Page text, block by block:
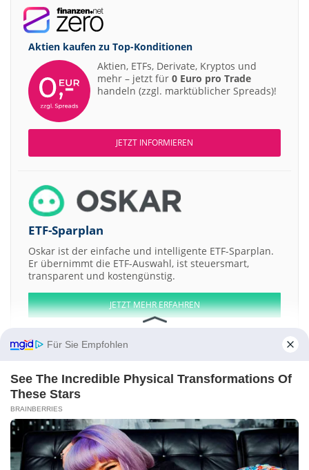
Aktien kaufen zu Top-Konditionen
Aktien, ETFs, Derivate, Kryptos und
mehr – jetzt für 0 Euro pro Trade
handeln (zzgl. marktüblicher Spreads)!
JETZT INFORMIEREN
ETF-Sparplan
Oskar ist der einfache und intelligente ETF-Sparplan.
Er übernimmt die ETF-Auswahl, ist steuersmart,
transparent und kostengünstig.
JETZT MEHR ERFAHREN
Aktien ATX DAX EuroStoxx 50 Dow Jones NASDAQ 100 Nikkei 225
Weitere Aktien:
Intelligent Medicine Acquisition a Acticor Biotech
Alhasoob Company
Registered Shs Aquila Part Prod Com The Good Flour
Für Sie Empfohlen
See The Incredible Physical Transformations Of
These Stars
BRAINBERRIES